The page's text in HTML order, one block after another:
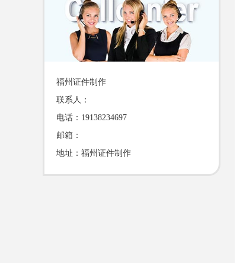
福州证件制作
联系人：
电话：19138234697
邮箱：
地址：福州证件制作